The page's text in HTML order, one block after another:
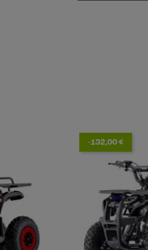
-132,00 €